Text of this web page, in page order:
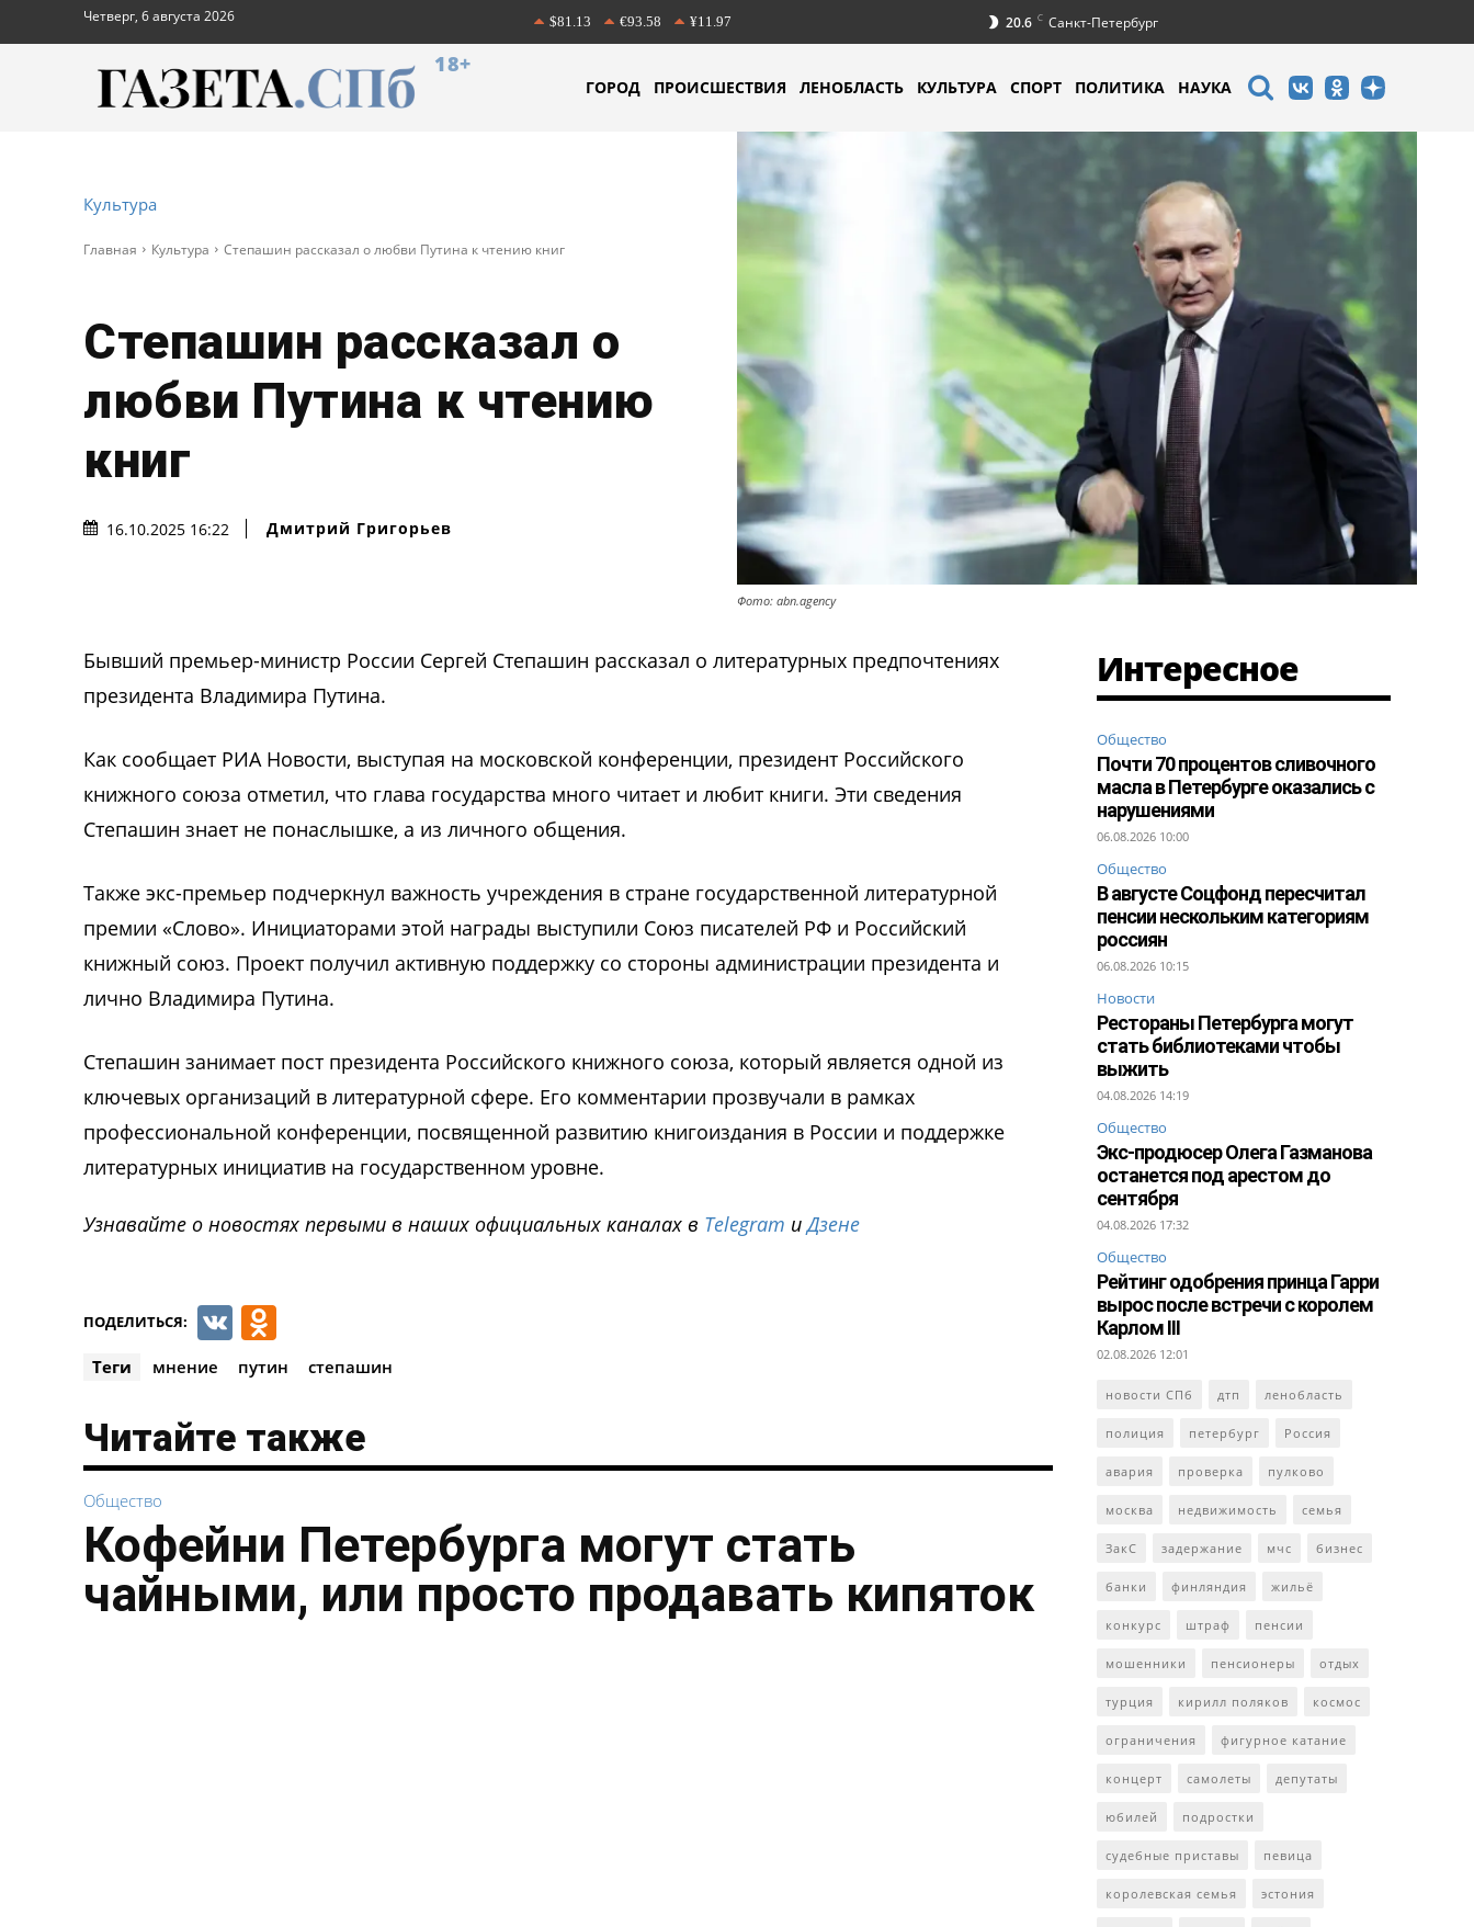
Четверг, 6 августа 2026 $81.13 €93.58 ¥11.97 20.6 C Санкт-Петербург
18+
ГОРОД ПРОИСШЕСТВИЯ ЛЕНОБЛАСТЬ КУЛЬТУРА СПОРТ ПОЛИТИКА НАУКА
Культура
Главная Культура Степашин рассказал о любви Путина к чтению книг
Степашин рассказал о
любви Путина к чтению
книг
16.10.2025 16:22 Дмитрий Григорьев
Фото: abn.agency
Бывший премьер-министр России Сергей Степашин рассказал о литературных предпочтениях
президента Владимира Путина.
Как сообщает РИА Новости, выступая на московской конференции, президент Российского
книжного союза отметил, что глава государства много читает и любит книги. Эти сведения
Степашин знает не понаслышке, а из личного общения.
Также экс-премьер подчеркнул важность учреждения в стране государственной литературной
премии «Слово». Инициаторами этой награды выступили Союз писателей РФ и Российский
книжный союз. Проект получил активную поддержку со стороны администрации президента и
лично Владимира Путина.
Степашин занимает пост президента Российского книжного союза, который является одной из
ключевых организаций в литературной сфере. Его комментарии прозвучали в рамках
профессиональной конференции, посвященной развитию книгоиздания в России и поддержке
литературных инициатив на государственном уровне.
Узнавайте о новостях первыми в наших официальных каналах в Telegram иДзене
ПОДЕЛИТЬСЯ: VK
Теги мнение путин степашин
Читайте также
Общество
Кофейни Петербурга могут стать
чайными, или просто продавать кипяток
Интересное
Общество
Почти 70 процентов сливочного
масла в Петербурге оказались с
нарушениями
06.08.2026 10:00
Общество
В августе Соцфонд пересчитал
пенсии нескольким категориям
россиян
06.08.2026 10:15
Новости
Рестораны Петербурга могут
стать библиотеками чтобы
выжить
04.08.2026 14:19
Общество
Экс-продюсер Олега Газманова
останется под арестом до
сентября
04.08.2026 17:32
Общество
Рейтинг одобрения принца Гарри
вырос после встречи с королем
Карлом III
02.08.2026 12:01
новости СПб дтп ленобласть
полиция петербург Россия
авария проверка пулково
москва недвижимость семья
ЗакС задержание мчс бизнес
банки финляндия жильё
конкурс штраф пенсии
мошенники пенсионеры отдых
турция кирилл поляков космос
ограничения фигурное катание
концерт самолеты депутаты
юбилей подростки
судебные приставы певица
королевская семья эстония